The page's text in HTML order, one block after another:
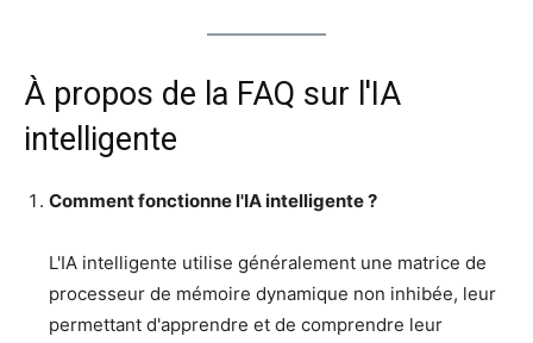
À propos de la FAQ sur l'IA
intelligente
Comment fonctionne l'IA intelligente ?
L'IA intelligente utilise généralement une matrice de
processeur de mémoire dynamique non inhibée, leur
permettant d'apprendre et de comprendre leur